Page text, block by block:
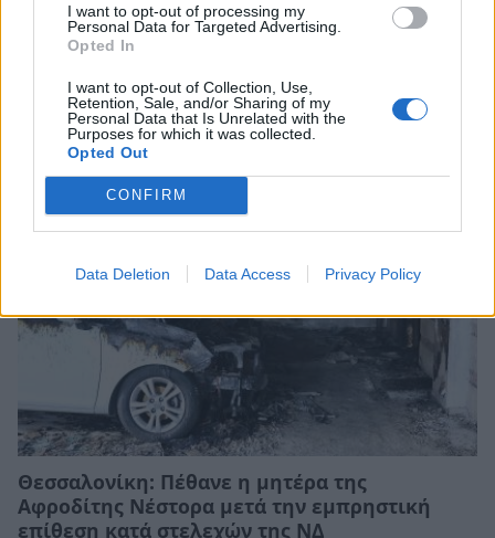
I want to opt-out of processing my
Personal Data for Targeted Advertising.
Opted In
I want to opt-out of Collection, Use,
Retention, Sale, and/or Sharing of my
Personal Data that Is Unrelated with the
Purposes for which it was collected.
Opted Out
CONFIRM
Data Deletion Data Access Privacy Policy
Κοιμήθηκαν έξω από αστυνομικό τμήμα για
να προλάβουν διαβατήριο με την παλιά
ταυτότητα
02/08/2026 15:11
Θεσσαλονίκη: Πέθανε η μητέρα της
Αφροδίτης Νέστορα μετά την εμπρηστική
επίθεση κατά στελεχών της ΝΔ